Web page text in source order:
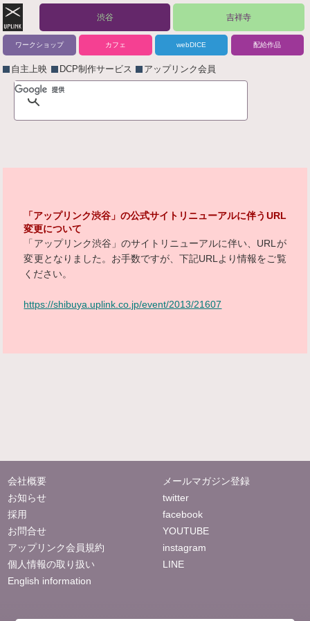
渋谷 吉祥寺
ワークショップ カフェ webDICE 配給作品
自主上映 DCP制作サービス アップリンク会員
「アップリンク渋谷」の公式サイトリニューアルに伴うURL
変更について
「アップリンク渋谷」のサイトリニューアルに伴い、URLが
変更となりました。お手数ですが、下記URLより情報をご覧
ください。
https://shibuya.uplink.co.jp/event/2013/21607
会社概要
お知らせ
採用
お問合せ
アップリンク会員規約
個人情報の取り扱い
English information
メールマガジン登録
twitter
facebook
YOUTUBE
instagram
LINE